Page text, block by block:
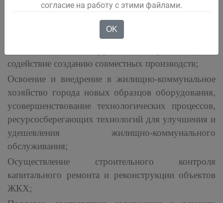
сооружений»;
Осуществление научно-технического
сотрудничества с соответствующими
содействие созданию совместных производств;
Освоение и внедрение в жилищно-коммунальное
хозяйство города новых образцов оборудования,
усовершенствование технологических процессов,
ресурсосберегающих технологий для улучшения и
удешевления жилищно-коммунального
обслуживания;
Осуществление строительного контроля
капитального ремонта и реконструкции объектов
ЖКХ;
согласие на работу с этими файлами.
OK